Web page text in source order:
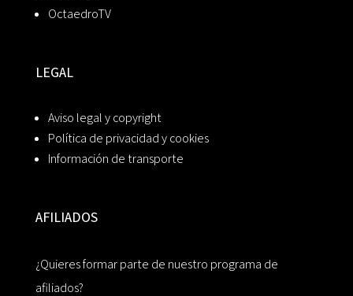
OctaedroTV
LEGAL
Aviso legal y copyright
Política de privacidad y cookies
Información de transporte
AFILIADOS
¿Quieres formar parte de nuestro programa de
afiliados?